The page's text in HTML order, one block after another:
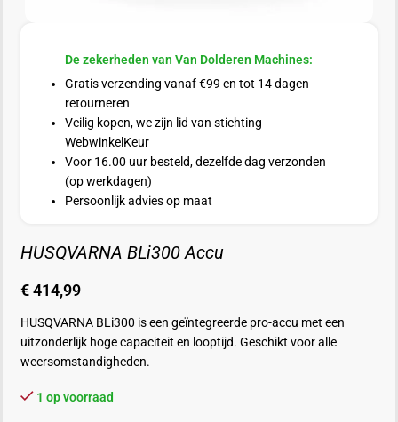
De zekerheden van Van Dolderen Machines:
Gratis verzending vanaf €99 en tot 14 dagen
retourneren
Veilig kopen, we zijn lid van stichting
WebwinkelKeur
Voor 16.00 uur besteld, dezelfde dag verzonden
(op werkdagen)
Persoonlijk advies op maat
HUSQVARNA BLi300 Accu
€414,99
HUSQVARNA BLi300 is een geïntegreerde pro-accu met een
uitzonderlijk hoge capaciteit en looptijd. Geschikt voor alle
weersomstandigheden.
1 op voorraad